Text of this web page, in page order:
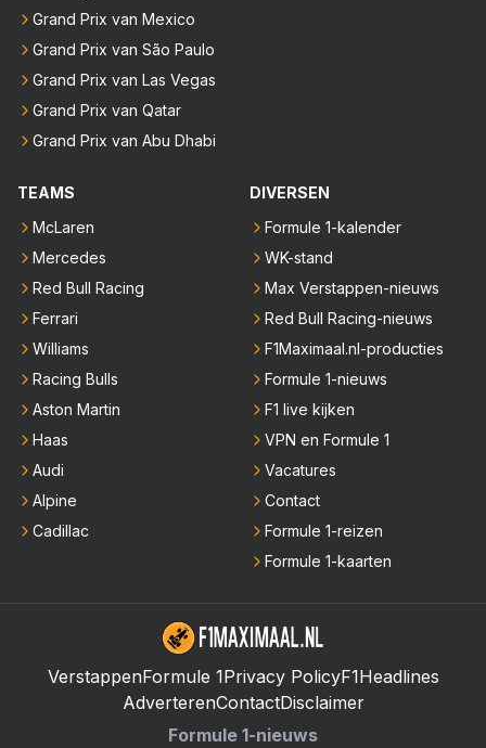
Grand Prix van Mexico
Grand Prix van São Paulo
Grand Prix van Las Vegas
Grand Prix van Qatar
Grand Prix van Abu Dhabi
TEAMS
McLaren
Mercedes
Red Bull Racing
Ferrari
Williams
Racing Bulls
Aston Martin
Haas
Audi
Alpine
Cadillac
DIVERSEN
Formule 1-kalender
WK-stand
Max Verstappen-nieuws
Red Bull Racing-nieuws
F1Maximaal.nl-producties
Formule 1-nieuws
F1 live kijken
VPN en Formule 1
Vacatures
Contact
Formule 1-reizen
Formule 1-kaarten
VerstappenFormule 1Privacy PolicyF1Headlines
AdverterenContactDisclaimer
Formule 1-nieuws